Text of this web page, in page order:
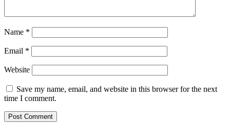
Name *
Email *
Website
Save my name, email, and website in this browser for the next
time I comment.